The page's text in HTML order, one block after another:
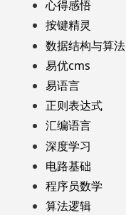
心得感悟
按键精灵
数据结构与算法
易优cms
易语言
正则表达式
汇编语言
深度学习
电路基础
程序员数学
算法逻辑